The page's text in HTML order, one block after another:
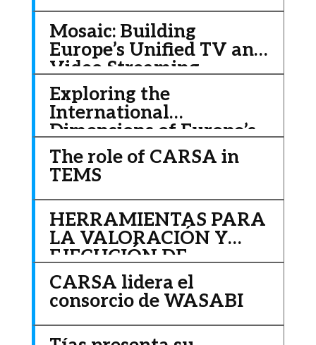
Mosaic: Building
Europe’s Unified TV and
Video Streaming
Platform
Exploring the
International
Dimensions of Europe’s
Data Economy
The role of CARSA in
TEMS
HERRAMIENTAS PARA
LA VALORACIÓN Y
EJECUCIÓN DE
PROYECTOS
CARSA lidera el
consorcio de WASABI